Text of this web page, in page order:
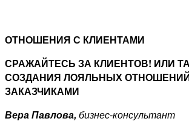
ОТНОШЕНИЯ С КЛИЕНТАМИ
СРАЖАЙТЕСЬ ЗА КЛИЕНТОВ! ИЛИ
СОЗДАНИЯ ЛОЯЛЬНЫХ
ЗАКАЗЧИКАМИ
Вера Павлова,бизнес-консультант